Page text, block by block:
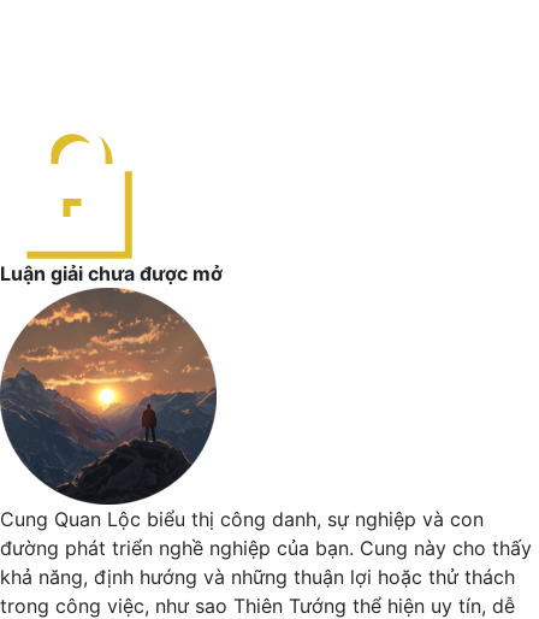
Luận giải chưa được mở
Cung Quan Lộc biểu thị công danh, sự nghiệp và con
đường phát triển nghề nghiệp của bạn. Cung này cho thấy
khả năng, định hướng và những thuận lợi hoặc thử thách
trong công việc, như sao Thiên Tướng thể hiện uy tín, dễ